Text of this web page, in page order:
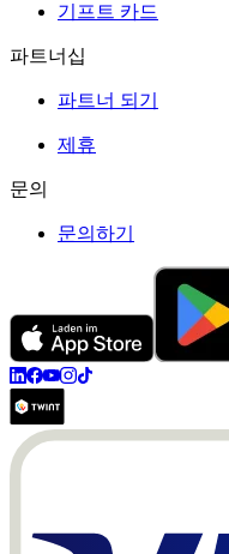
기프트 카드
파트너십
파트너 되기
제휴
문의
문의하기